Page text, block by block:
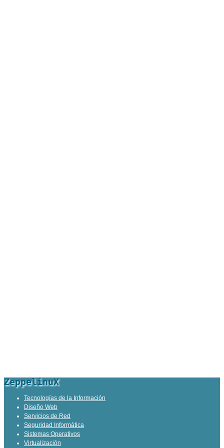
ZeppelinuX
Tecnologías de la Información
Diseño Web
Servicios de Red
Seguridad Informática
Sistemas Operativos
Virtualización